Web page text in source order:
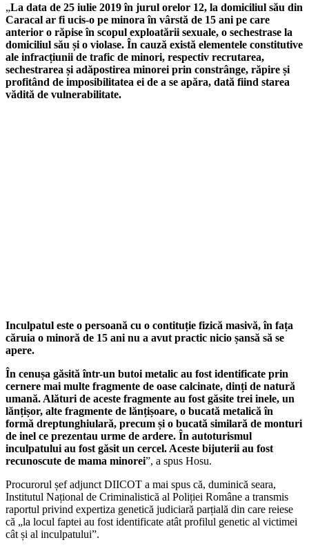
„La data de 25 iulie 2019 în jurul orelor 12, la domiciliul său din
Caracal ar fi ucis-o pe minora în vârstă de 15 ani pe care
anterior o răpise în scopul exploatării sexuale, o sechestrase la
domiciliul său și o violase. În cauză există elementele constitutive
ale infracțiunii de trafic de minori, respectiv recrutarea,
sechestrarea și adăpostirea minorei prin constrânge, răpire și
profitând de imposibilitatea ei de a se apăra, dată fiind starea
vădită de vulnerabilitate.
Inculpatul este o persoană cu o contituție fizică masivă, în fața
căruia o minoră de 15 ani nu a avut practic nicio șansă să se
apere.
În cenușa găsită într-un butoi metalic au fost identificate prin
cernere mai multe fragmente de oase calcinate, dinți de natură
umană. Alături de aceste fragmente au fost găsite trei inele, un
lănțișor, alte fragmente de lănțișoare, o bucată metalică în
formă dreptunghiulară, precum și o bucată similară de monturi
de inel ce prezentau urme de ardere. În autoturismul
inculpatului au fost găsit un cercel. Aceste bijuterii au fost
recunoscute de mama minorei”, a spus Hosu.
Procurorul șef adjunct DIICOT a mai spus că, duminică seara,
Institutul Național de Criminalistică al Poliției Române a transmis
raportul privind expertiza genetică judiciară parțială din care reiese
că „la locul faptei au fost identificate atât profilul genetic al victimei
cât și al inculpatului”.